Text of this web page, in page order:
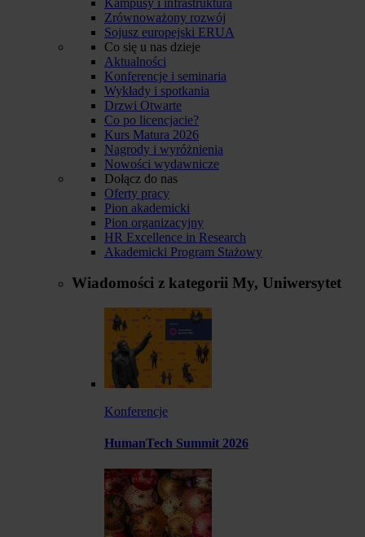
Zrównoważony rozwój
Sojusz europejski ERUA
Co się u nas dzieje
Aktualności
Konferencje i seminaria
Wykłady i spotkania
Drzwi Otwarte
Co po licencjacie?
Kurs Matura 2026
Nagrody i wyróżnienia
Nowości wydawnicze
Dołącz do nas
Oferty pracy
Pion akademicki
Pion organizacyjny
HR Excellence in Research
Akademicki Program Stażowy
Wiadomości z kategorii My, Uniwersytet
Konferencje
HumanTech Summit 2026